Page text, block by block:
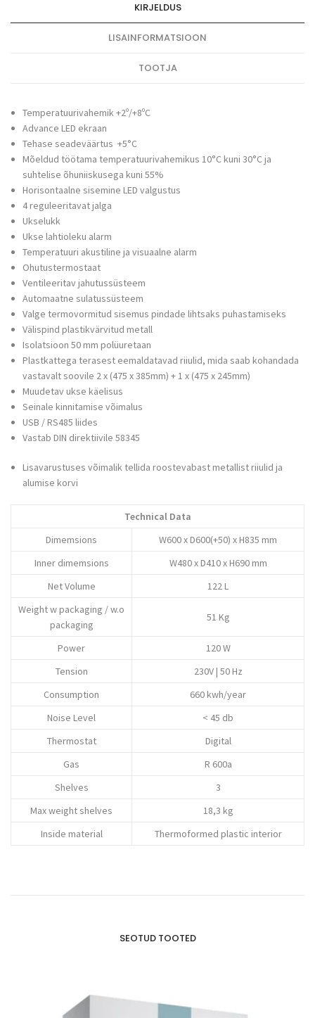
58345
KIRJELDUS
LISAINFORMATSIOON
TOOTJA
Temperatuurivahemik +2º/+8ºC
Advance LED ekraan
Tehase seadeväärtus +5°C
Mõeldud töötama temperatuurivahemikus 10°C kuni 30°C ja
suhtelise õhuniiskusega kuni 55%
Horisontaalne sisemine LED valgustus
4 reguleeritavat jalga
Ukselukk
Ukse lahtioleku alarm
Temperatuuri akustiline ja visuaalne alarm
Ohutustermostaat
Ventileeritav jahutussüsteem
Automaatne sulatussüsteem
Valge termovormitud sisemus pindade lihtsaks puhastamiseks
Välispind plastikvärvitud metall
Isolatsioon 50 mm polüuretaan
Plastkattega terasest eemaldatavad riiulid, mida saab kohandada
vastavalt soovile 2 x (475 x 385mm) + 1 x (475 x 245mm)
Muudetav ukse käelisus
Seinale kinnitamise võimalus
USB / RS485 liides
Vastab DIN direktiivile 58345
Lisavarustuses võimalik tellida roostevabast metallist riiulid ja
alumise korvi
Technical Data
Dimemsions
W600 x D600(+50) x H835 mm
Inner dimemsions
W480 x D410 x H690 mm
Net Volume
122 L
Weight w packaging / w.o
packaging
51 Kg
Power
120 W
Tension
230V | 50 Hz
Consumption
660 kwh/year
Noise Level
< 45 db
Thermostat
Digital
Gas
R 600a
Shelves
3
Max weight shelves
18,3 kg
Inside material
Thermoformed plastic interior
SEOTUD TOOTED